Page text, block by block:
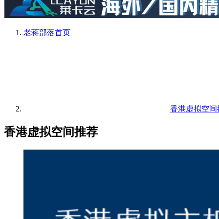
老蒋部落首页
香港虚拟空间
香港虚拟空间推荐